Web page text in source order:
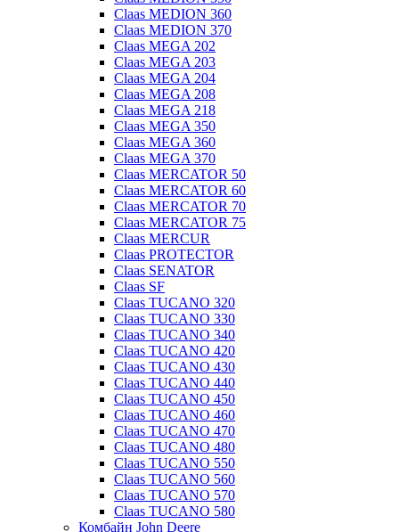
Claas MEDION 360
Claas MEDION 370
Claas MEGA 202
Claas MEGA 203
Claas MEGA 204
Claas MEGA 208
Claas MEGA 218
Claas MEGA 350
Claas MEGA 360
Claas MEGA 370
Claas MERCATOR 50
Claas MERCATOR 60
Claas MERCATOR 70
Claas MERCATOR 75
Claas MERCUR
Claas PROTECTOR
Claas SENATOR
Claas SF
Claas TUCANO 320
Claas TUCANO 330
Claas TUCANO 340
Claas TUCANO 420
Claas TUCANO 430
Claas TUCANO 440
Claas TUCANO 450
Claas TUCANO 460
Claas TUCANO 470
Claas TUCANO 480
Claas TUCANO 550
Claas TUCANO 560
Claas TUCANO 570
Claas TUCANO 580
Комбайн John Deere